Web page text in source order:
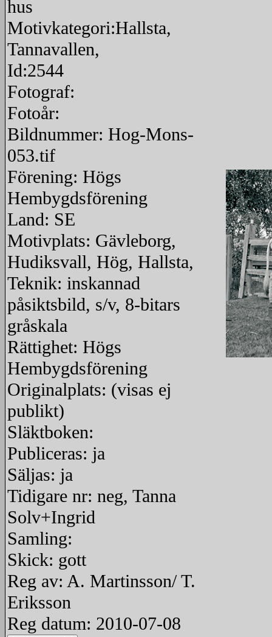
hus
Motivkategori:Hallsta,
Tannavallen,
Id:2544
Fotograf:
Fotoår:
Bildnummer: Hog-Mons-
053.tif
Förening: Högs
Hembygdsförening
Land: SE
Motivplats: Gävleborg,
Hudiksvall, Hög, Hallsta,
Teknik: inskannad
påsiktsbild, s/v, 8-bitars
gråskala
Rättighet: Högs
Hembygdsförening
Originalplats: (visas ej
publikt)
Släktboken:
Publiceras: ja
Säljas: ja
Tidigare nr: neg, Tanna
Solv+Ingrid
Samling:
Skick: gott
Reg av: A. Martinsson/ T.
Eriksson
Reg datum: 2010-07-08